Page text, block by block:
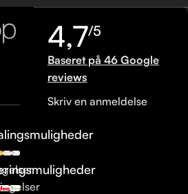
4,7/5
Baseret på 46 Google
reviews
Skriv en anmeldelse